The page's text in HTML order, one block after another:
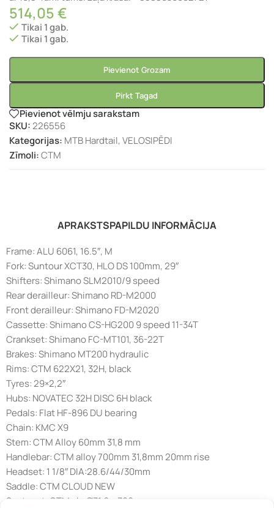
514,05€
Tikai 1 gab.
Tikai 1 gab.
Pievienot Grozam
Pirkt Tagad
Pievienot vēlmju sarakstam
SKU:226556
Kategorijas: MTB Hardtail,VELOSIPĒDI
Zīmoli:CTM
APRAKSTSPAPILDU INFORMĀCIJA
Frame: ALU 6061, 16.5″, M
Fork: Suntour XCT30, HLO DS 100mm, 29″
Shifters: Shimano SLM2010/9 speed
Rear derailleur: Shimano RD-M2000
Front derailleur: Shimano FD-M2020
Cassette: Shimano CS-HG200 9 speed 11-34T
Crankset: Shimano FC-MT101, 36-22T
Brakes: Shimano MT200 hydraulic
Rims: CTM 622X21, 32H, black
Tyres: 29×2,2″
Hubs: NOVATEC 32H DISC 6H black
Pedals: Flat HF-896 DU bearing
Chain: KMC X9
Stem: CTM Alloy 60mm 31,8 mm
Handlebar: CTM alloy 700mm 31,8mm 20mm rise
Headset: 1 1/8″ DIA:28.6/44/30mm
Saddle: CTM CLOUD NEW
Seatpost: CTM alu Ø31.6 x 300mm